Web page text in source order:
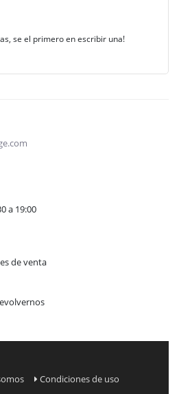
se el primero en escribir una!
a 19:00
de venta
Condiciones de uso